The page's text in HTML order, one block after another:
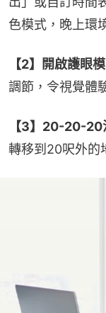
色模式，晚上環
【2】開啟護眼模
調節，令視覺體
【3】20-20-20
轉移到20呎外的